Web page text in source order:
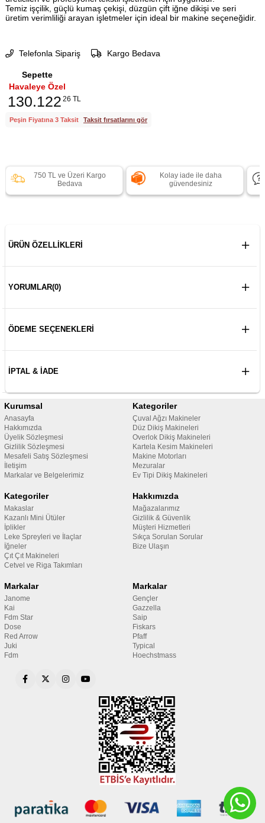
Temiz işçilik, güçlü kumaş çekişi, düzgün çift iğne dikişi ve seri
üretim verimliliği arayan işletmeler için ideal bir makine seçeneğidir.
Telefonla Sipariş Kargo Bedava
Sepette
Havaleye Özel
130.122 26 TL
Peşin Fiyatına 3 Taksit Taksit fırsatlarını gör
750 TL ve Üzeri Kargo
Bedava
Kolay iade ile daha
güvendesiniz
ÜRÜN ÖZELLIKLERI
YORUMLAR(0)
ÖDEME SEÇENEKLERI
İPTAL & İADE
Kurumsal
Anasayfa
Hakkımızda
Üyelik Sözleşmesi
Gizlilik Sözleşmesi
Mesafeli Satış Sözleşmesi
İletişim
Markalar ve Belgelerimiz
Kategoriler
Çuval Ağzı Makineler
Düz Dikiş Makineleri
Overlok Dikiş Makineleri
Kartela Kesim Makineleri
Makine Motorları
Mezuralar
Ev Tipi Dikiş Makineleri
Kategoriler
Makaslar
Kazanlı Mini Ütüler
İplikler
Leke Spreyleri ve İlaçlar
İğneler
Çıt Çıt Makineleri
Cetvel ve Riga Takımları
Hakkımızda
Mağazalarımız
Gizlilik & Güvenlik
Müşteri Hizmetleri
Sıkça Sorulan Sorular
Bize Ulaşın
Markalar
Janome
Kai
Fdm Star
Dose
Red Arrow
Juki
Fdm
Markalar
Gençler
Gazzella
Saip
Fiskars
Pfaff
Typical
Hoechstmass